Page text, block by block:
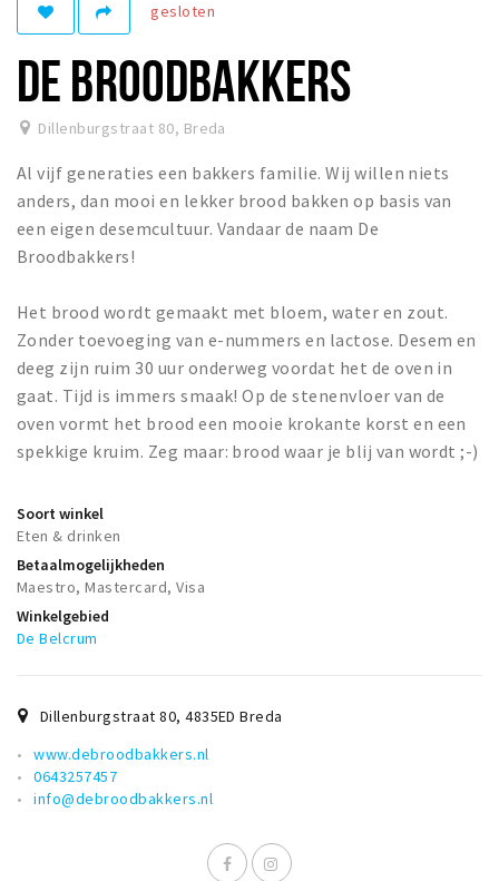
Winkelgebieden
Bezienswaardigheden
Musea, theaters & podia
Uitjes & activiteiten
Toeristische routes
Natuurgebieden
Sport
Privacy
Inloggen
gesloten
DE BROODBAKKERS
Dillenburgstraat 80, Breda
Al vijf generaties een bakkers familie. Wij willen niets
anders, dan mooi en lekker brood bakken op basis van
een eigen desemcultuur. Vandaar de naam De
Broodbakkers!
Het brood wordt gemaakt met bloem, water en zout.
Zonder toevoeging van e-nummers en lactose. Desem en
deeg zijn ruim 30 uur onderweg voordat het de oven in
gaat. Tijd is immers smaak! Op de stenenvloer van de
oven vormt het brood een mooie krokante korst en een
spekkige kruim. Zeg maar: brood waar je blij van wordt ;-)
Soort winkel
Eten & drinken
Betaalmogelijkheden
Maestro, Mastercard, Visa
Winkelgebied
De Belcrum
Dillenburgstraat 80,4835EDBreda
www.debroodbakkers.nl
0643257457
info@debroodbakkers.nl